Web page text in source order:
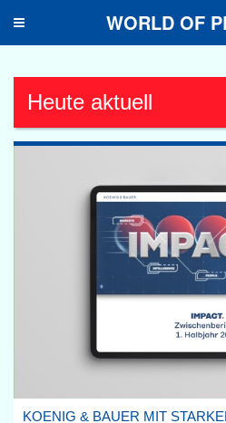
Toggle
WORLD OF
Heute aktuell
KOENIG & BAUER MIT